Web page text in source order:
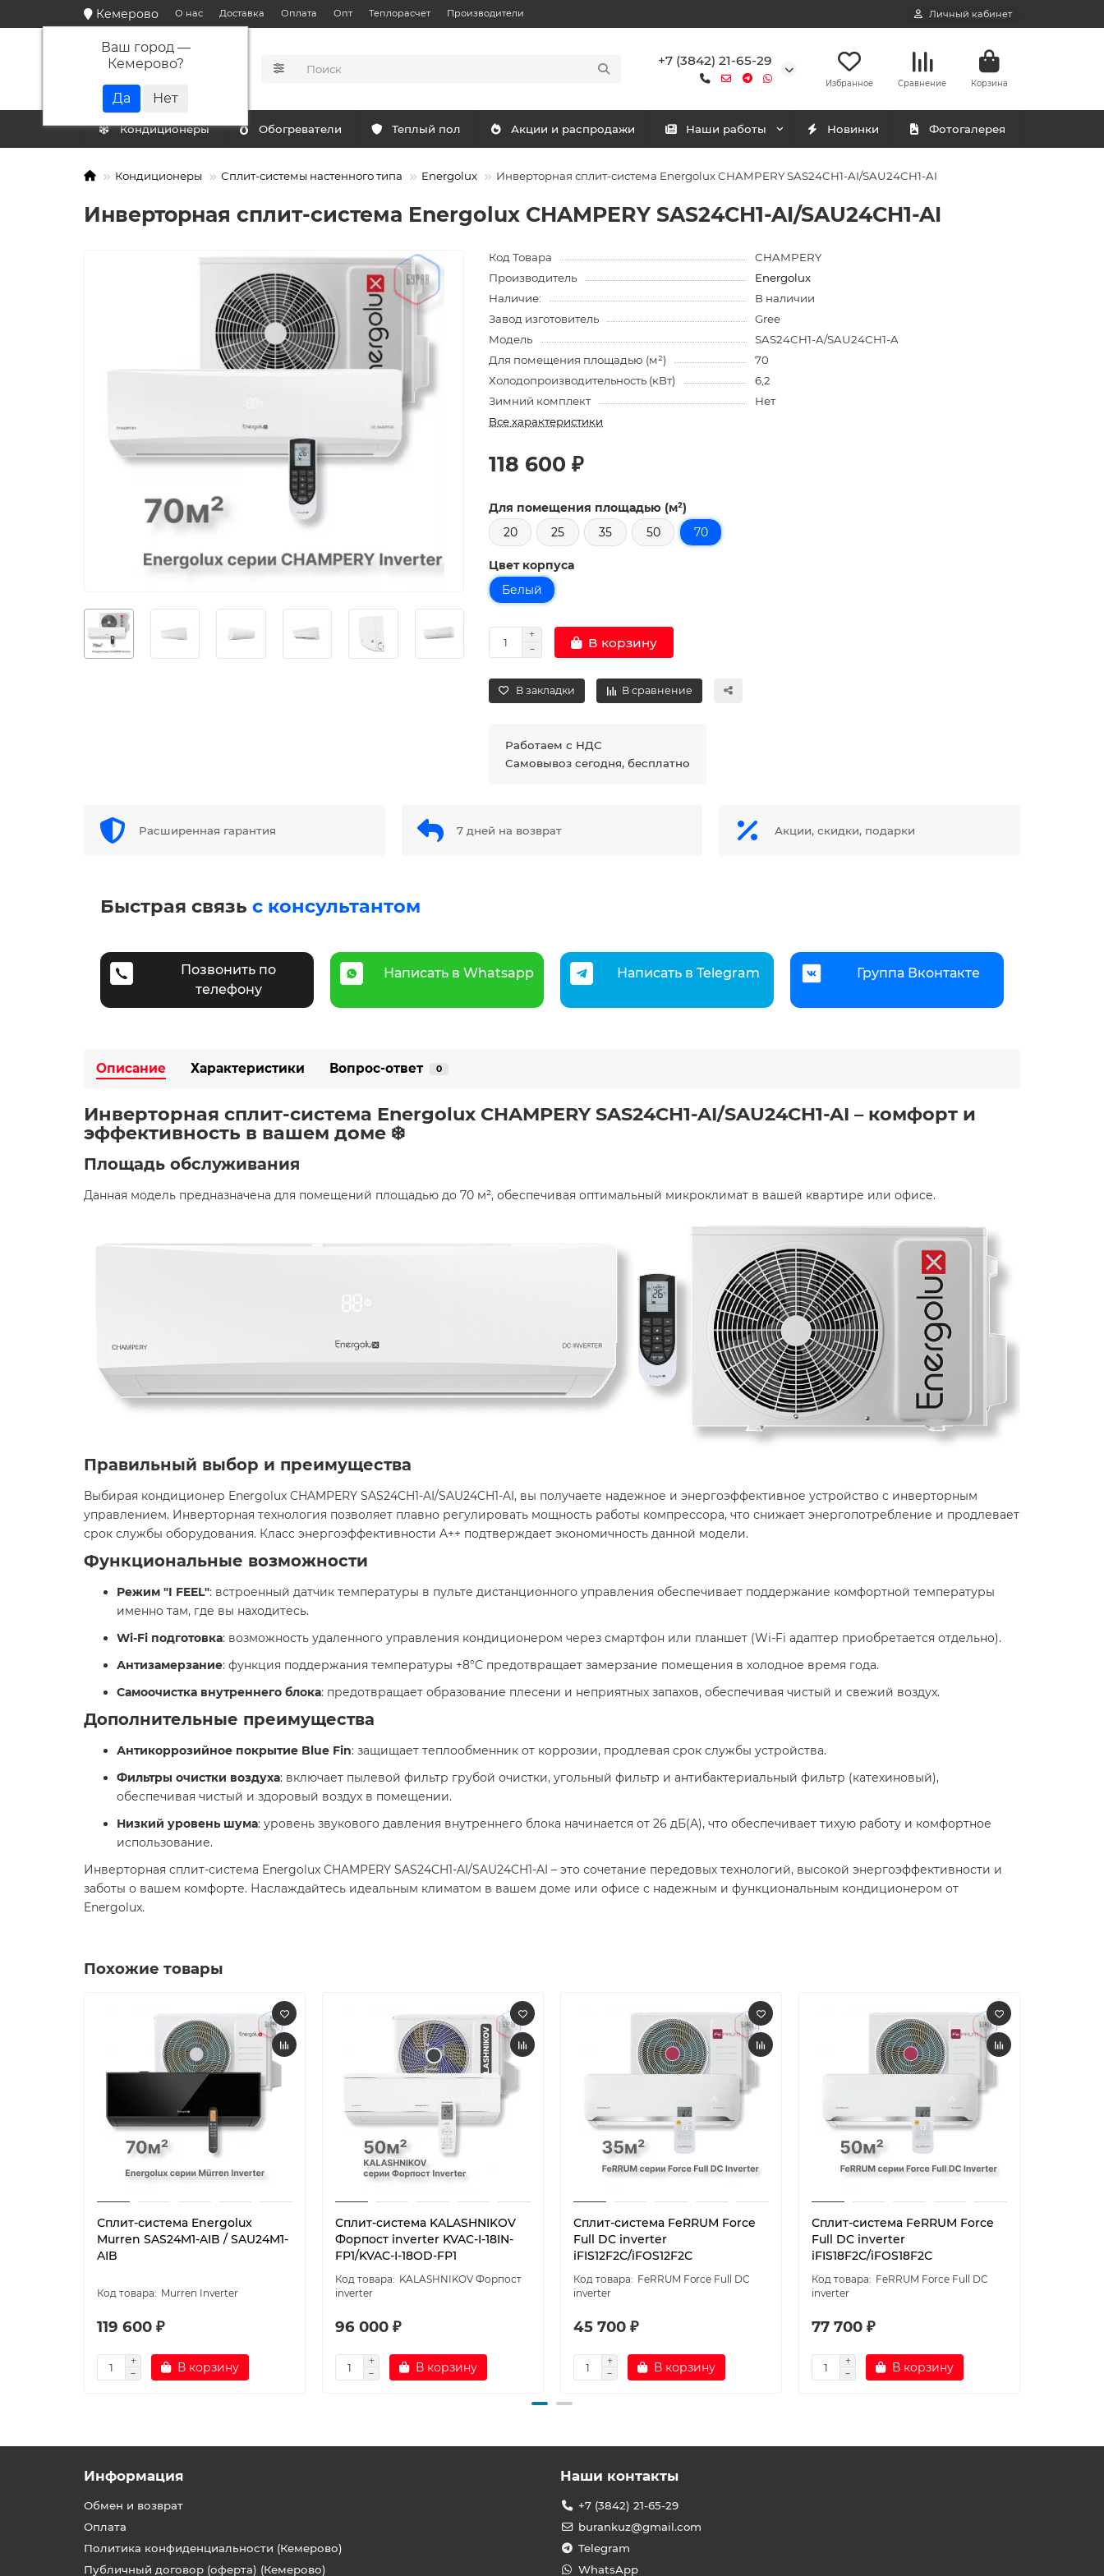
Кемерово
Ваш город —
Кемерово?
О нас Доставка Оплата Опт Теплорасчет Производители Личный кабинет
КАТАЛОГ
+7 (3842) 21-65-29
Избранное Сравнение Корзина
Кондиционеры Обогреватели Теплый пол Акции и распродажи Наши работы Новинки Фотогалерея
Кондиционеры Сплит-системы настенного типа Energolux Инверторная сплит-система Energolux CHAMPERY SAS24CH1-AI/SAU24CH1-AI
Инверторная сплит-система Energolux CHAMPERY SAS24CH1-AI/SAU24CH1-AI
Код Товара
CHAMPERY
Производитель
Energolux
Наличие:
В наличии
Завод изготовитель
Gree
Модель
SAS24CH1-A/SAU24CH1-A
Для помещения площадью (м²)
70
Холодопроизводительность (кВт)
6,2
Зимний комплект
Нет
Все характеристики
118 600 ₽
Для помещения площадью (м²)
20
25 35 50 70
Цвет корпуса
Белый
В корзину
В закладки В сравнение
Работаем с НДС
Самовывоз сегодня, бесплатно
Расширенная гарантия 7 дней на возврат Акции, скидки, подарки
Быстрая связь с консультантом
Позвонить по
телефону
Написать в Whatsapp Написать в Telegram Группа Вконтакте
Описание Характеристики Вопрос-ответ 0
Инверторная сплит-система Energolux CHAMPERY SAS24CH1-AI/SAU24CH1-AI – комфорт и
эффективность в вашем доме ❄️
Площадь обслуживания
Данная модель предназначена для помещений площадью до 70 м², обеспечивая оптимальный микроклимат в вашей квартире или офисе.​
Правильный выбор и преимущества
Выбирая кондиционер Energolux CHAMPERY SAS24CH1-AI/SAU24CH1-AI, вы получаете надежное и энергоэффективное устройство с инверторным
управлением. Инверторная технология позволяет плавно регулировать мощность работы компрессора, что снижает энергопотребление и продлевает
срок службы оборудования. Класс энергоэффективности A++ подтверждает экономичность данной модели.​
Функциональные возможности
Режим "I FEEL": встроенный датчик температуры в пульте дистанционного управления обеспечивает поддержание комфортной температуры
именно там, где вы находитесь.​
Wi-Fi подготовка: возможность удаленного управления кондиционером через смартфон или планшет (Wi-Fi адаптер приобретается отдельно).​
Антизамерзание: функция поддержания температуры +8°C предотвращает замерзание помещения в холодное время года.​
Самоочистка внутреннего блока: предотвращает образование плесени и неприятных запахов, обеспечивая чистый и свежий воздух.​
Дополнительные преимущества
Антикоррозийное покрытие Blue Fin: защищает теплообменник от коррозии, продлевая срок службы устройства.​
Фильтры очистки воздуха: включает пылевой фильтр грубой очистки, угольный фильтр и антибактериальный фильтр (катехиновый),
обеспечивая чистый и здоровый воздух в помещении.​
Низкий уровень шума: уровень звукового давления внутреннего блока начинается от 26 дБ(А), что обеспечивает тихую работу и комфортное
использование.​
Инверторная сплит-система Energolux CHAMPERY SAS24CH1-AI/SAU24CH1-AI – это сочетание передовых технологий, высокой энергоэффективности и
заботы о вашем комфорте. Наслаждайтесь идеальным климатом в вашем доме или офисе с надежным и функциональным кондиционером от
Energolux.​
Похожие товары
Сплит-система Energolux
Murren SAS24M1-AIB / SAU24M1-
AIB
Murren Inverter
119 600 ₽
В корзину
Сплит-система KALASHNIKOV
Форпост inverter KVAC-I-18IN-
FP1/KVAC-I-18OD-FP1
KALASHNIKOV Форпост
inverter
96 000 ₽
В корзину
Сплит-система FeRRUM Force
Full DC inverter
iFIS12F2С/iFOS12F2С
FeRRUM Force Full DC
inverter
45 700 ₽
В корзину
Сплит-система FeRRUM Force
Full DC inverter
iFIS18F2С/iFOS18F2С
FeRRUM Force Full DC
inverter
77 700 ₽
В корзину
Информация
Обмен и возврат
Оплата
Политика конфиденциальности (Кемерово)
Публичный договор (оферта) (Кемерово)
Наши контакты
+7 (3842) 21-65-29
burankuz@gmail.com
Telegram
WhatsApp